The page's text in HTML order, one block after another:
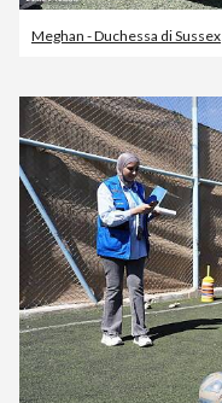
Meghan - Duchessa di Sussex